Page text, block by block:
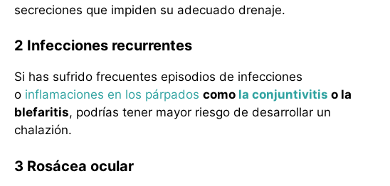
secreciones que impiden su adecuado drenaje.
2 Infecciones recurrentes
Si has sufrido frecuentes episodios de infecciones
o inflamaciones en los párpados como la conjuntivitis o la
blefaritis, podrías tener mayor riesgo de desarrollar un
chalazión.
3 Rosácea ocular